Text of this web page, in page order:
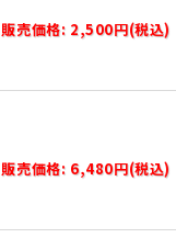
販売価格: 2,500円(税込)
販売価格: 6,480円(税込)